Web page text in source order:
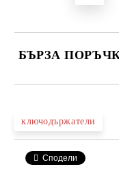
БЪРЗА
ключодържатели
Сподели